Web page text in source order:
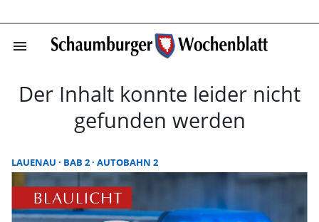
menu
Startseite |
Der Inhalt konnte leider nicht
gefunden werden
LAUENAU BAB 2 AUTOBAHN 2